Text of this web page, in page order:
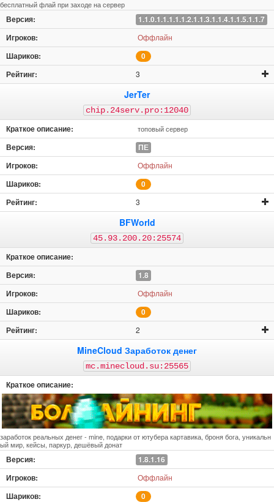
бесплатный флай при заходе на сервер
1.1.0.1.1.1.1.1.2.1.1.3.1.1.4.1.1.5.1.1.7
Оффлайн
0
3
JerTer
chip.24serv.pro:12040
топовый сервер
ПЕ
Оффлайн
0
3
BFWorld
45.93.200.20:25574
1.8
Оффлайн
0
2
MineCloud Заработок денег
mc.minecloud.su:25565
заработок реальных денег - mine, подарки от ютубера картавика, броня бога, уникальн
ый мир, кейсы, паркур, дешёвый донат
1.8.1.16
Оффлайн
0